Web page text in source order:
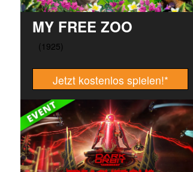
MY FREE ZOO
Jetzt kostenlos spielen!*